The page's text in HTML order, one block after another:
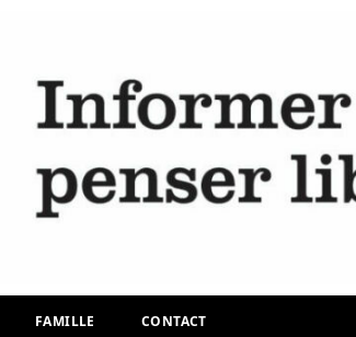
FAMILLE CONTACT